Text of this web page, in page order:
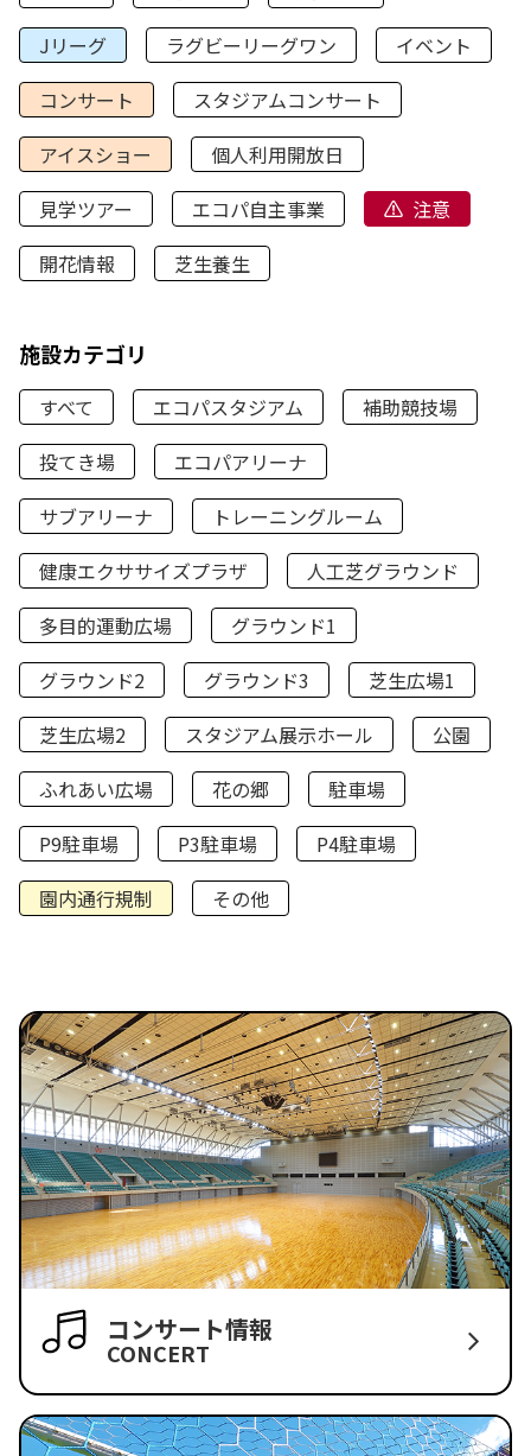
Jリーグ
ラグビーリーグワン
イベント
コンサート
スタジアムコンサート
アイスショー
個人利用開放日
見学ツアー
エコパ自主事業
注意
開花情報
芝生養生
施設カテゴリ
すべて エコパスタジアム
補助競技場
投てき場
エコパアリーナ
サブアリーナ
トレーニングルーム
健康エクササイズプラザ
人工芝グラウンド
多目的運動広場
グラウンド1
グラウンド2
グラウンド3
芝生広場1
芝生広場2
スタジアム展示ホール
公園
ふれあい広場
花の郷
駐車場
P9駐車場
P3駐車場
P4駐車場
園内通行規制
その他
コンサート情報
CONCERT